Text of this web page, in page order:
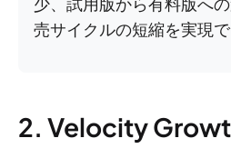
少、試用版から有料版へ
売サイクルの短縮を実現で
2. Velocity